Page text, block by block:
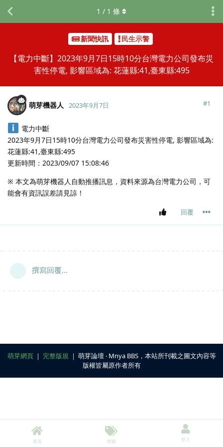
新聞快訊 民生示警
【電力中斷】2023年9月7日15時10分台灣電力公司發布災
害性停電, 影響區域為: 花蓮縣:41,臺東縣:495
1 / 1 條
萌芽機器人 2023年9月7日 #1
電力中斷
2023年9月7日15時10分台灣電力公司發布災害性停電, 影響區域為:
花蓮縣:41,臺東縣:495
更新時間：2023/09/07 15:08:46
※ 本文為萌芽機器人自動推播訊息，資料來源為台灣電力公司，可
能會有資訊誤差請見諒！
回覆
撰寫回覆...
萌芽網頁｜ 完整版規 ｜ 萌芽論壇 ‧ Mnya BBS，本站所刊載之圖文內容等
版權皆屬原作者所有
首頁 標籤 登入